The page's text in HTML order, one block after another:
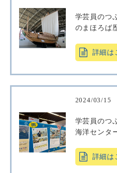
学芸員のつ
のまほろば
詳細は
2024/03/15
学芸員のつ
海洋セン
詳細は